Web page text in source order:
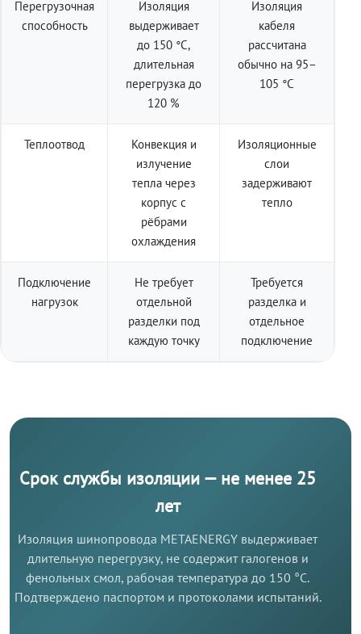
Перегрузочная
способность
Изоляция
выдерживает
до 150 °C,
длительная
перегрузка до
120 %
Изоляция
кабеля
рассчитана
обычно на 95–
105 °C
Теплоотвод
Конвекция и
излучение
тепла через
корпус с
рёбрами
охлаждения
Изоляционные
слои
задерживают
тепло
Подключение
нагрузок
Не требует
отдельной
разделки под
каждую точку
Требуется
разделка и
отдельное
подключение
Срок службы изоляции — не менее 25
лет
Изоляция шинопровода METAENERGY выдерживает
длительную перегрузку, не содержит галогенов и
фенольных смол, рабочая температура до 150 °C.
Подтверждено паспортом и протоколами испытаний.